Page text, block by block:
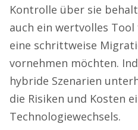
Kontrolle über sie
auch ein wertvolles
eine schrittweise
vornehmen möchten.
hybride Szenarien
die Risiken und Kosten
Technologiewechsels.